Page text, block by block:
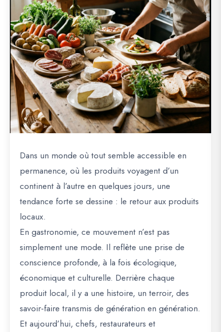
Dans un monde où tout semble accessible en
permanence, où les produits voyagent d’un
continent à l’autre en quelques jours, une
tendance forte se dessine : le retour aux produits
locaux.
En gastronomie, ce mouvement n’est pas
simplement une mode. Il reflète une prise de
conscience profonde, à la fois écologique,
économique et culturelle. Derrière chaque
produit local, il y a une histoire, un terroir, des
savoir-faire transmis de génération en génération.
Et aujourd’hui, chefs, restaurateurs et